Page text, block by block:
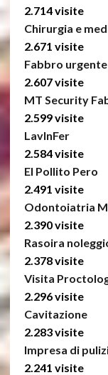
2.714 visite
Chirurgia e
2.671 visite
Fabbro urgente
2.607 visite
MT Security
2.599 visite
LavInFer
2.584 visite
El Pollito Pero
2.491 visite
Odontoiatria
2.390 visite
Rasoira
2.378 visite
Visita
2.296 visite
Cavitazione
2.283 visite
Impresa di
2.241 visite